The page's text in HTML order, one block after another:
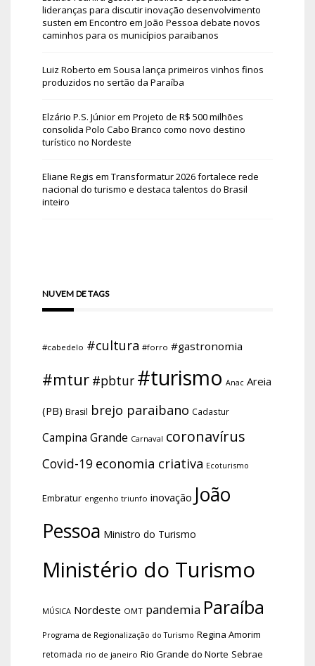
lideranças para discutir inovação desenvolvimento
susten em Encontro em João Pessoa debate novos
caminhos para os municípios paraibanos
Luiz Roberto em Sousa lança primeiros vinhos finos
produzidos no sertão da Paraíba
Elzário P.S. Júniorem Projeto de R$ 500 milhões
consolida Polo Cabo Branco como novo destino
turístico no Nordeste
Eliane Regis em Transformatur 2026 fortalece rede
nacional do turismo e destaca talentos do Brasil
inteiro
NUVEM DE TAGS
#cabedelo #cultura #forro #gastronomia
#mtur #pbtur #turismo Anac Areia
(PB) Brasil brejo paraibano Cadastur
Campina Grande Carnaval coronavírus
Covid-19 economia criativa Ecoturismo
Embratur engenho triunfo inovação João
Pessoa Ministro do Turismo
Ministério do Turismo
MÚSICA Nordeste OMT pandemia Paraíba
Programa de Regionalização do Turismo Regina Amorim
retomada rio de janeiro Rio Grande do Norte Sebrae